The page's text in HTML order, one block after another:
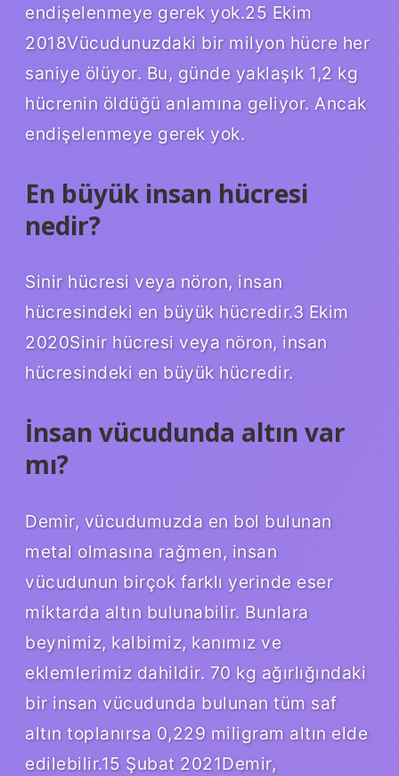
endişelenmeye gerek yok.25 Ekim
2018Vücudunuzdaki bir milyon hücre her
saniye ölüyor. Bu, günde yaklaşık 1,2 kg
hücrenin öldüğü anlamına geliyor. Ancak
endişelenmeye gerek yok.
En büyük insan hücresi
nedir?
Sinir hücresi veya nöron, insan
hücresindeki en büyük hücredir.3 Ekim
2020Sinir hücresi veya nöron, insan
hücresindeki en büyük hücredir.
İnsan vücudunda altın var
mı?
Demir, vücudumuzda en bol bulunan
metal olmasına rağmen, insan
vücudunun birçok farklı yerinde eser
miktarda altın bulunabilir. Bunlara
beynimiz, kalbimiz, kanımız ve
eklemlerimiz dahildir. 70 kg ağırlığındaki
bir insan vücudunda bulunan tüm saf
altın toplanırsa 0,229 miligram altın elde
edilebilir.15 Şubat 2021Demir,